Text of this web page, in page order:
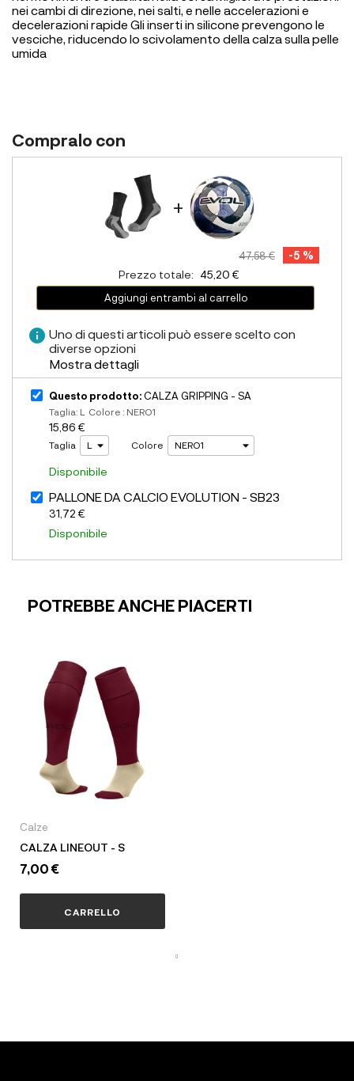
nei cambi di direzione, nei salti, e nelle accelerazioni e
decelerazioni rapide Gli inserti in silicone prevengono le
vesciche, riducendo lo scivolamento della calza sulla pelle
umida
Compralo con
+
47,58 €
-5 %
Prezzo totale: 45,20 €
Aggiungi entrambi al carrello
info Uno di questi articoli può essere scelto con
diverse opzioni
Mostra dettagli
Questo prodotto:CALZA GRIPPING - SA
Taglia: L Colore : NERO1
15,86 €
Taglia Colore
Disponibile
PALLONE DA CALCIO EVOLUTION - SB23
31,72 €
Disponibile
POTREBBE ANCHE PIACERTI
Calze
CALZA LINEOUT - S
7,00 €
CARRELLO